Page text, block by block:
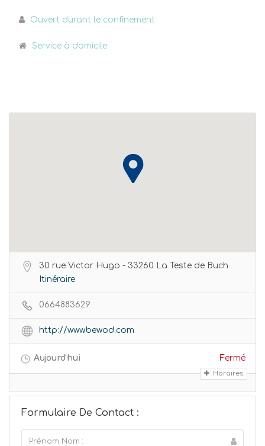
Ouvert durant le confinement
Service à domicile
30 rue Victor Hugo - 33260 La Teste de Buch
Itinéraire
0664883629
http://www.bewod.com
Aujourd'hui Fermé
Horaires
Formulaire De Contact :